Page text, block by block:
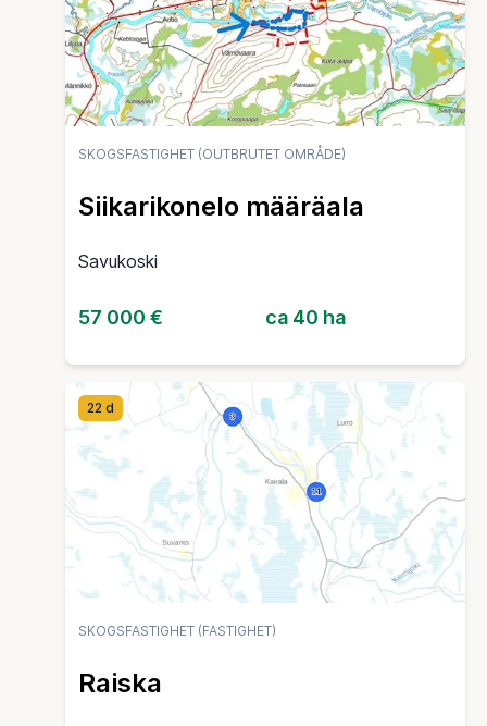
SKOGSFASTIGHET (OUTBRUTET OMRÅDE)
Siikarikonelo määräala
Savukoski
57 000 € ca 40 ha
22 d
SKOGSFASTIGHET (FASTIGHET)
Raiska